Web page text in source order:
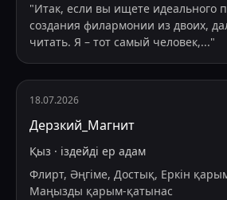
"Итак, если вы ищете идеального
создания филармонии из двоих,
читать. Я – тот самый человек,..."
18.07.2026
Дерзкий_Магнит
Қыз · іздейді ер адам
Флирт, Әңгіме, Достық, Еркін
Маңызды қарым-қатынас